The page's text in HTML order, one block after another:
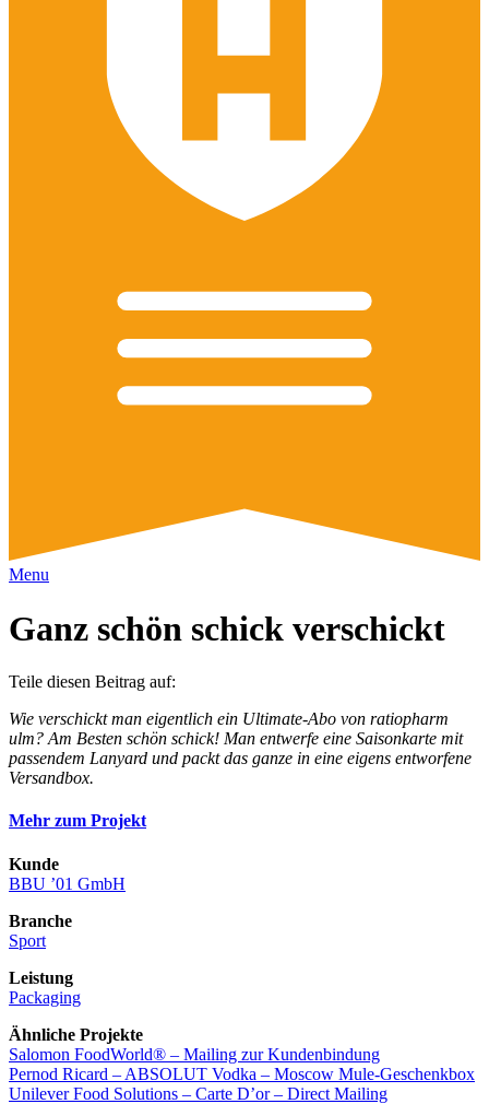
Menu
Ganz schön schick ver­schickt
Teile diesen Beitrag auf:
Wie verschickt man eigentlich ein Ultimate-Abo von ratiopharm
ulm? Am Besten schön schick! Man entwerfe eine Saisonkarte mit
passendem Lanyard und packt das ganze in eine eigens entworfene
Versandbox.
Mehr zum Projekt
Kunde
BBU ’01 GmbH
Branche
Sport
Leistung
Packaging
Ähnliche Projekte
Salomon FoodWorld® – Mailing zur Kundenbindung
Pernod Ricard – ABSOLUT Vodka – Moscow Mule-Geschenkbox
Unilever Food Solutions – Carte D’or – Direct Mailing